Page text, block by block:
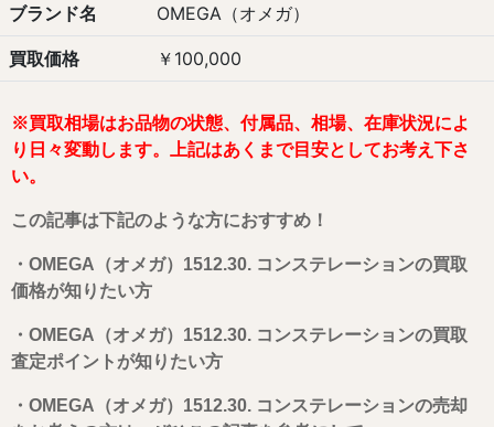
ブランド名 OMEGA（オメガ）
買取価格 ￥100,000
※買取相場はお品物の状態、付属品、相場、在庫状況によ
り日々変動します。
上記はあくまで目安としてお考え下さ
い。
この記事は下記のような方におすすめ！
・OMEGA（オメガ）1512.30. コンステレーションの買取
価格が知りたい方
・OMEGA（オメガ）1512.30. コンステレーションの買取
査定ポイントが知りたい方
・OMEGA（オメガ）1512.30. コンステレーションの売却